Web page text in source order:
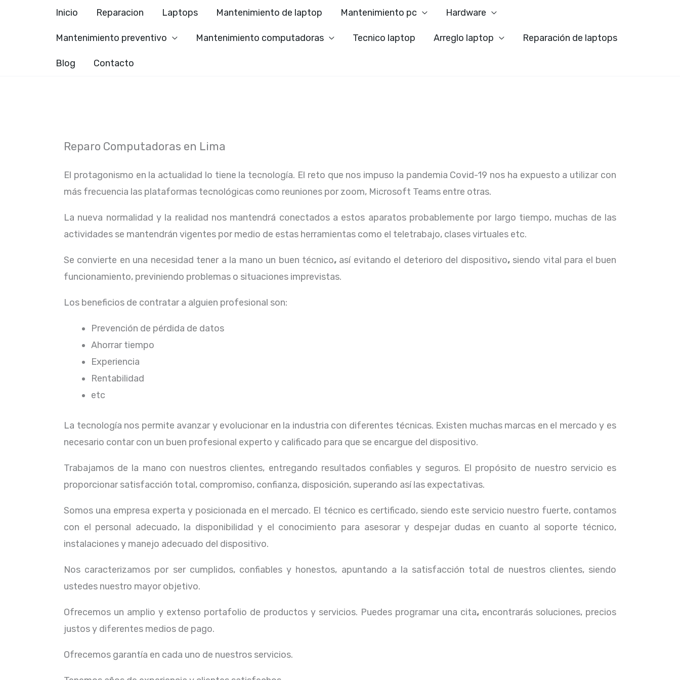
Inicio Reparacion Laptops Mantenimiento de laptop Mantenimiento pc Hardware
Mantenimiento preventivo Mantenimiento computadoras Tecnico laptop Arreglo laptop Reparación de laptops
Blog Contacto
Reparo Computadoras en Lima
El protagonismo en la actualidad lo tiene la tecnología. El reto que nos impuso la pandemia Covid-19 nos ha expuesto a utilizar con
más frecuencia las plataformas tecnológicas como reuniones por zoom, Microsoft Teams entre otras.
La nueva normalidad y la realidad nos mantendrá conectados a estos aparatos probablemente por largo tiempo, muchas de las
actividades se mantendrán vigentes por medio de estas herramientas como el teletrabajo, clases virtuales etc.
Se convierte en una necesidad tener a la mano un buen técnico, así evitando el deterioro del dispositivo, siendo vital para el buen
funcionamiento, previniendo problemas o situaciones imprevistas.
Los beneficios de contratar a alguien profesional son:
Prevención de pérdida de datos
Ahorrar tiempo
Experiencia
Rentabilidad
etc
La tecnología nos permite avanzar y evolucionar en la industria con diferentes técnicas. Existen muchas marcas en el mercado y es
necesario contar con un buen profesional experto y calificado para que se encargue del dispositivo.
Trabajamos de la mano con nuestros clientes, entregando resultados confiables y seguros. El propósito de nuestro servicio es
proporcionar satisfacción total, compromiso, confianza, disposición, superando así las expectativas.
Somos una empresa experta y posicionada en el mercado. El técnico es certificado, siendo este servicio nuestro fuerte, contamos
con el personal adecuado, la disponibilidad y el conocimiento para asesorar y despejar dudas en cuanto al soporte técnico,
instalaciones y manejo adecuado del dispositivo.
Nos caracterizamos por ser cumplidos, confiables y honestos, apuntando a la satisfacción total de nuestros clientes, siendo
ustedes nuestro mayor objetivo.
Ofrecemos un amplio y extenso portafolio de productos y servicios. Puedes programar una cita, encontrarás soluciones, precios
justos y diferentes medios de pago.
Ofrecemos garantía en cada uno de nuestros servicios.